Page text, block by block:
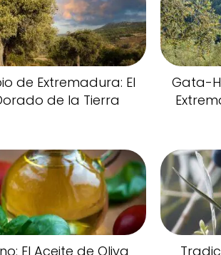
de Extremadura: El
de la Tierra
Gata-
El Aceite de Oliva